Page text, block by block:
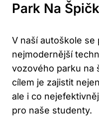
Park Na
V naší autoškole se
nejmodernější
vozového parku na
cílem je zajistit
ale i co
pro naše studenty.